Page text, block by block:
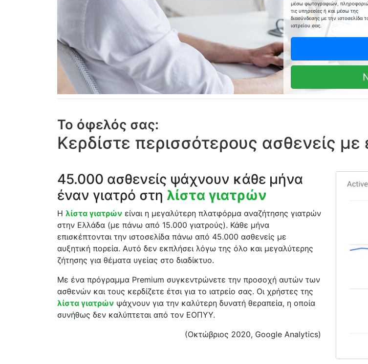
μέσω φωτογραφιών,
τις υπηρεσίες ή και μέσω της
διασύνδεσης με την ιστοσελίδα
ιατρείου σας.
Το όφελός σας:
Κερδίστε περισσότερους ασθενείς
45.000 ασθενείς ψάχνουν κάθε μήνα
έναν γιατρό στη λίστα γιατρών
Η λίστα γιατρών είναι η μεγαλύτερη πλατφόρμα αναζήτησης γιατρών
στην Ελλάδα (με πάνω από 15.000 γιατρούς). Κάθε μήνα
επισκέπτονται την ιστοσελίδα πάνω από 45.000 ασθενείς με
αυξητική πορεία. Αυτό δεν εκπλήσει λόγω της όλο και μεγαλύτερης
ζήτησης για θέματα υγείας στο διαδίκτυο.
Με ένα πρόγραμμα Premium συγκεντρώνετε την προσοχή αυτών των
ασθενών και τους κερδίζετε έτσι για το ιατρείο σας. Οι χρήστες της
λίστα γιατρών ψάχνουν για την καλύτερη δυνατή θεραπεία, η οποία
συνήθως δεν καλύπτεται από τον ΕΟΠΥΥ.
(Οκτώβριος 2020, Google Analytics)